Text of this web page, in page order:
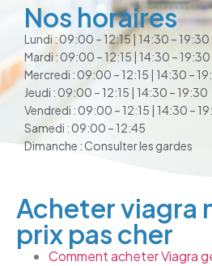
Nos horaires
Lundi : 09:00 – 12:15 | 14:30 – 19:30
Mardi : 09:00 – 12:15 | 14:30 – 19:30
Mercredi : 09:00 – 12:15 | 14:30 –
Jeudi : 09:00 – 12:15 | 14:30 – 19:30
Vendredi : 09:00 – 12:15 | 14:30 –
Samedi : 09:00 – 12:45
Dimanche : Consulter les gardes
Acheter viagra
prix pas cher
Comment acheter Viagra